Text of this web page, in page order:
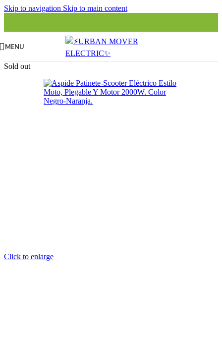
Skip to navigation Skip to main content
MENU
Sold out
Click to enlarge